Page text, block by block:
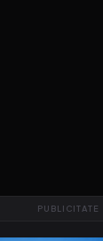
PUBLICITATE